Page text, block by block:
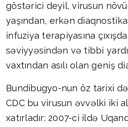
göstərici deyil, virusun
yaşından, erkən
infuziya terapiyasına
səviyyəsindən və tibbi
vaxtından asılı olan geniş
Bundibugyo-nun öz tarixi
CDC bu virusun əvvəlki iki
xatırladır: 2007-ci ildə